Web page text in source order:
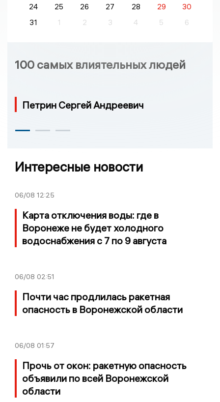
24
25 26 27 28 29
30
31
1 2 3 4 5 6
100 самых влиятельных людей
Петрин Сергей Андреевич
Интересные новости
06/08 12:25
Карта отключения воды: где в
Воронеже не будет холодного
водоснабжения с 7 по 9 августа
06/08 02:51
Почти час продлилась ракетная
опасность в Воронежской области
06/08 01:57
Прочь от окон: ракетную опасность
объявили по всей Воронежской
области